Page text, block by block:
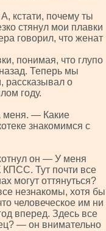
кстати, почему ты
стянул мои плавки
говорил, что женат
понимая, что глупо
Теперь мы
рассказывал о
году.
меня. — Какие
знакомимся с
он — У меня
Тут почти все
могут оттянуться?
незнакомы, хотя бы
человеческое им ни
вперед. Здесь все
— он внимательно